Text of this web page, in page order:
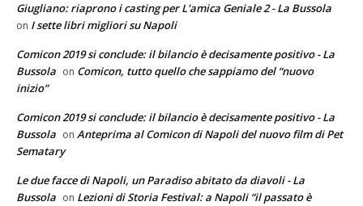
Giugliano: riaprono i casting per L'amica Geniale 2 - La Bussola
on I sette libri migliori su Napoli
Comicon 2019 si conclude: il bilancio è decisamente positivo - La
Bussola on Comicon, tutto quello che sappiamo del “nuovo
inizio”
Comicon 2019 si conclude: il bilancio è decisamente positivo - La
Bussola on Anteprima al Comicon di Napoli del nuovo film di Pet
Sematary
Le due facce di Napoli, un Paradiso abitato da diavoli - La
Bussola on Lezioni di Storia Festival: a Napoli “il passato è